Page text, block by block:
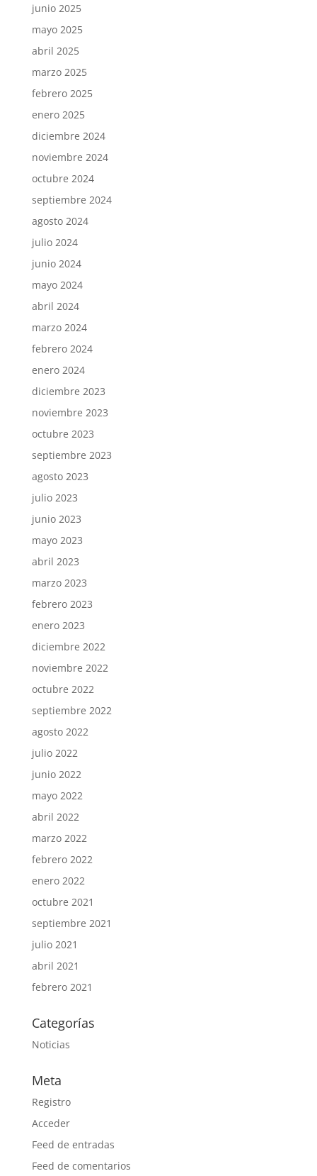
junio 2025
mayo 2025
abril 2025
marzo 2025
febrero 2025
enero 2025
diciembre 2024
noviembre 2024
octubre 2024
septiembre 2024
agosto 2024
julio 2024
junio 2024
mayo 2024
abril 2024
marzo 2024
febrero 2024
enero 2024
diciembre 2023
noviembre 2023
octubre 2023
septiembre 2023
agosto 2023
julio 2023
junio 2023
mayo 2023
abril 2023
marzo 2023
febrero 2023
enero 2023
diciembre 2022
noviembre 2022
octubre 2022
septiembre 2022
agosto 2022
julio 2022
junio 2022
mayo 2022
abril 2022
marzo 2022
febrero 2022
enero 2022
octubre 2021
septiembre 2021
julio 2021
abril 2021
febrero 2021
Categorías
Noticias
Meta
Registro
Acceder
Feed de entradas
Feed de comentarios